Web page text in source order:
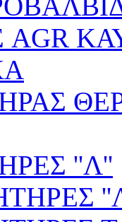
AGR
''Λ''